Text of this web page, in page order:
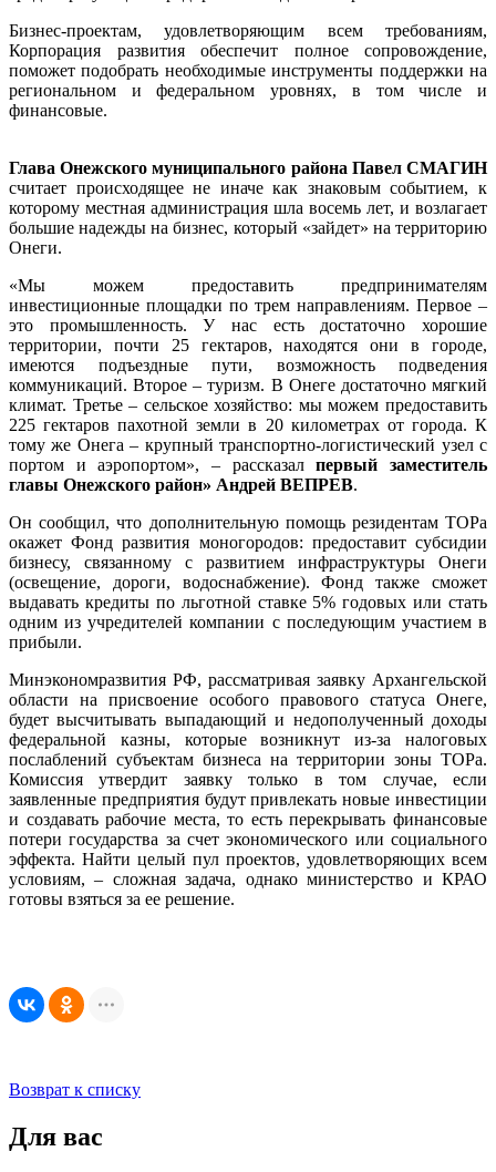
Бизнес-проектам, удовлетворяющим всем требованиям,
Корпорация развития обеспечит полное сопровождение,
поможет подобрать необходимые инструменты поддержки на
региональном и федеральном уровнях, в том числе и
финансовые.
Глава Онежского муниципального района Павел СМАГИН
считает происходящее не иначе как знаковым событием, к
которому местная администрация шла восемь лет, и возлагает
большие надежды на бизнес, который «зайдет» на территорию
Онеги.
«Мы можем предоставить предпринимателям
инвестиционные площадки по трем направлениям. Первое –
это промышленность. У нас есть достаточно хорошие
территории, почти 25 гектаров, находятся они в городе,
имеются подъездные пути, возможность подведения
коммуникаций. Второе – туризм. В Онеге достаточно мягкий
климат. Третье – сельское хозяйство: мы можем предоставить
225 гектаров пахотной земли в 20 километрах от города. К
тому же Онега – крупный транспортно-логистический узел с
портом и аэропортом», – рассказалпервый заместитель
главы Онежского район» Андрей ВЕПРЕВ.
Он сообщил, что дополнительную помощь резидентам ТОРа
окажет Фонд развития моногородов: предоставит субсидии
бизнесу, связанному с развитием инфраструктуры Онеги
(освещение, дороги, водоснабжение). Фонд также сможет
выдавать кредиты по льготной ставке 5% годовых или стать
одним из учредителей компании с последующим участием в
прибыли.
Минэкономразвития РФ, рассмат­ривая заявку Архангельской
области на присвоение особого правового статуса Онеге,
будет высчитывать выпадающий и недополученный доходы
федеральной казны, которые возникнут из-за налоговых
послаблений субъектам бизнеса на территории зоны ТОРа.
Комиссия утвердит заявку только в том случае, если
заявленные предприятия будут привлекать новые инвестиции
и создавать рабочие места, то есть перекрывать финансовые
потери государства за счет экономического или социального
эффекта. Найти целый пул проектов, удовлетворяющих всем
условиям, – сложная задача, однако министерство и КРАО
готовы взяться за ее решение.
Возврат к списку
Для вас